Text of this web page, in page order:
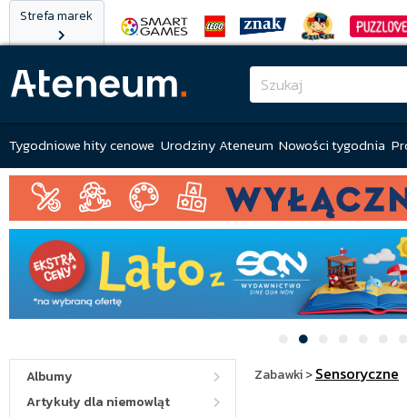
Strefa marek
Tygodniowe hity cenowe Urodziny Ateneum Nowości tygodnia
Albumy
Artykuły dla niemowląt
Zabawki>Sensoryczne